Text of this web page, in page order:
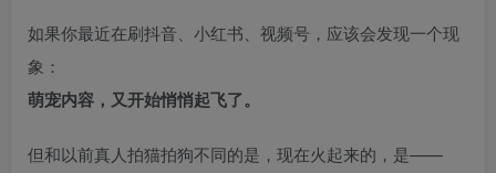
如果你最近在刷抖音、小红书、视频号，应该会发现一个现
象：
萌宠内容，又开始悄悄起飞了。
但和以前真人拍猫拍狗不同的是，现在火起来的，是——